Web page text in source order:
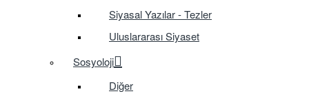
Siyasal Yazılar - Tezler
Uluslararası Siyaset
Sosyoloji
Diğer